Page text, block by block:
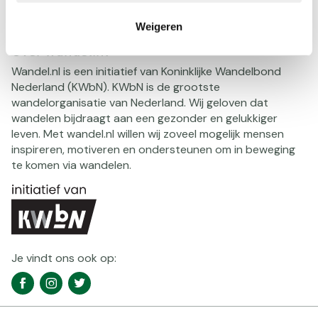
Weigeren
Wandel.nl is een initiatief van Koninklijke Wandelbond
Nederland (KWbN). KWbN is de grootste
wandelorganisatie van Nederland. Wij geloven dat
wandelen bijdraagt aan een gezonder en gelukkiger
leven. Met wandel.nl willen wij zoveel mogelijk mensen
inspireren, motiveren en ondersteunen om in beweging
te komen via wandelen.
Je vindt ons ook op:
Social
media
navigatie
FacebookInstagramTwitter